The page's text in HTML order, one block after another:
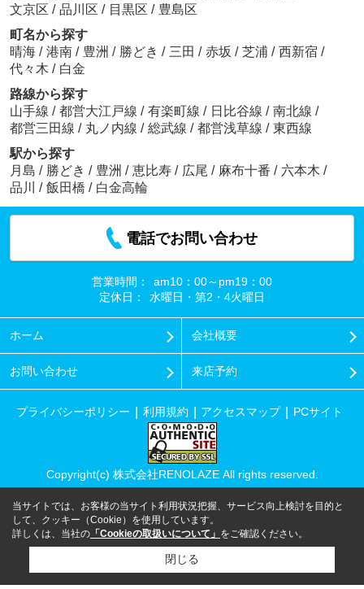
文京区 / 品川区 / 目黒区 / 豊島区
町名から探す
晴海 / 港南 / 豊洲 / 勝どき / 三田 / 赤坂 / 芝浦 / 西新宿 /
代々木 / 白金
路線から探す
山手線 / 都営大江戸線 / 有楽町線 / 日比谷線 / 南北線 /
都営三田線 / 丸ノ内線 / 総武線 / 都営浅草線 / 東西線
駅から探す
月島 / 勝どき / 豊洲 / 恵比寿 / 広尾 / 麻布十番 / 六本木 /
品川
/ 飯田橋 / 白金高輪
電話でお問い合わせ
営業時間：
am10：00～pm19：00
定休日：
水曜日・第2・4火曜日
ホーム 会社概要
お問い合わせ 来店予約
プライバシーポリシー 利用規約 アクセスマップ PCサイト
Copyright(c) 株式会社RENOLAZE All rights reserved.
当サイトでは、お客様の当サイト利用状況把握、サービス向上検討を目的と
して、クッキー（Cookie）を使用しています。
詳しくは、当社の 「Cookieの取扱いについて」 をご確認ください。
閉じる